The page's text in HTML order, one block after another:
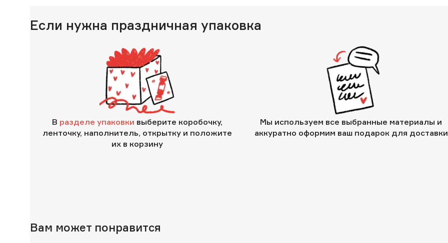
Если нужна праздничная упаковка
В разделе упаковки выберите коробочку,
ленточку, наполнитель, открытку и положите
их в корзину
Мы используем все выбранные материалы и
аккуратно оформим ваш подарок для доставки
Вам может понравится